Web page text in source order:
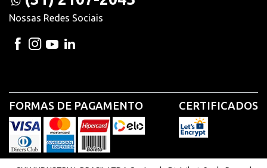
Nossas Redes Sociais
FORMAS DE PAGAMENTO CERTIFICADOS